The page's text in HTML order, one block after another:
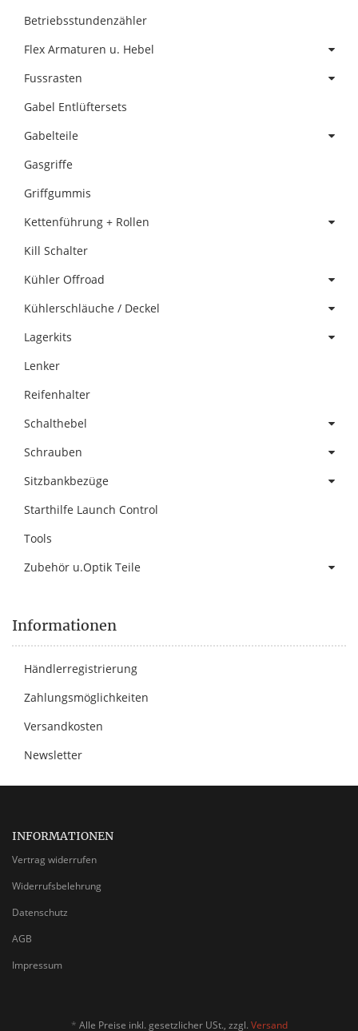
Betriebsstundenzähler
Flex Armaturen u. Hebel
Fussrasten
Gabel Entlüftersets
Gabelteile
Gasgriffe
Griffgummis
Kettenführung + Rollen
Kill Schalter
Kühler Offroad
Kühlerschläuche / Deckel
Lagerkits
Lenker
Reifenhalter
Schalthebel
Schrauben
Sitzbankbezüge
Starthilfe Launch Control
Tools
Zubehör u.Optik Teile
Informationen
Händlerregistrierung
Zahlungsmöglichkeiten
Versandkosten
Newsletter
INFORMATIONEN
Vertrag widerrufen
Widerrufsbelehrung
Datenschutz
AGB
Impressum
* Alle Preise inkl. gesetzlicher USt., zzgl. Versand